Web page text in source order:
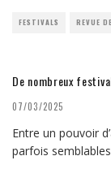
FESTIVALS REVUE
De nombreux
07/03/2025
Entre un pouvoir
parfois